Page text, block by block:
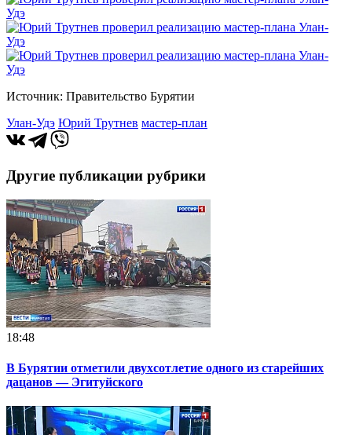
Источник: Правительство Бурятии
Улан-Удэ Юрий Трутнев мастер-план
Другие публикации рубрики
18:48
В Бурятии отметили двухсотлетие одного из старейших
дацанов — Эгитуйского